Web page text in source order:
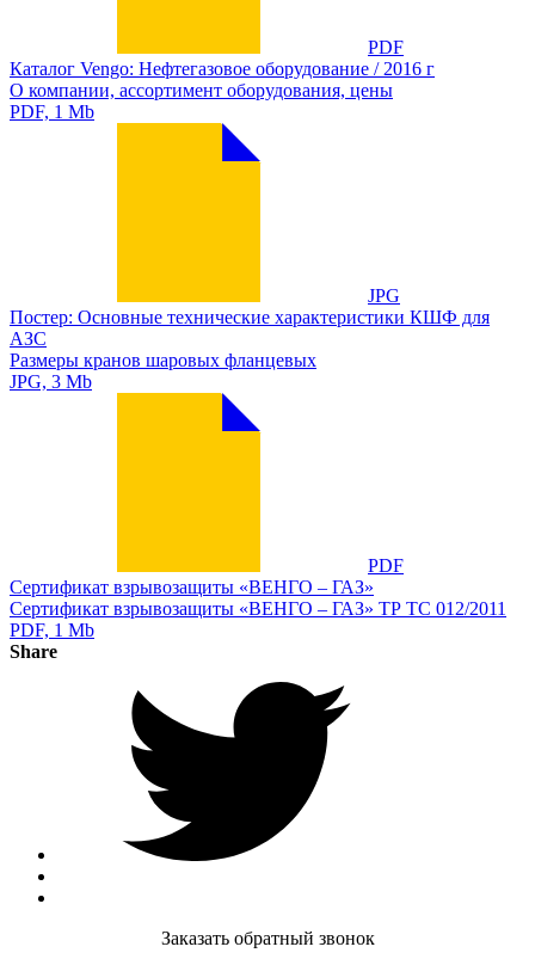
PDF
Каталог Vengo: Нефтегазовое оборудование / 2016 г
О компании, ассортимент оборудования, цены
PDF, 1 Mb
JPG
Постер: Основные технические характеристики КШФ для
АЗС
Размеры кранов шаровых фланцевых
JPG, 3 Mb
PDF
Сертификат взрывозащиты «ВЕНГО – ГАЗ»
Сертификат взрывозащиты «ВЕНГО – ГАЗ» ТР ТС 012/2011
PDF, 1 Mb
Share
Заказать обратный звонок